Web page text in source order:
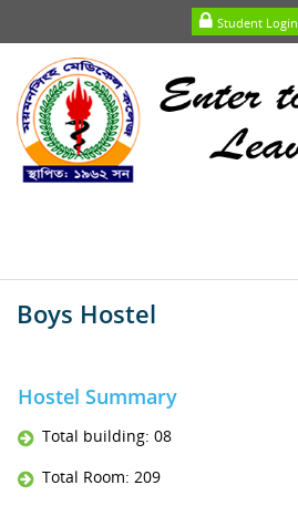
Student Login
Boys Hostel
Hostel Summary
Total building: 08
Total Room: 209